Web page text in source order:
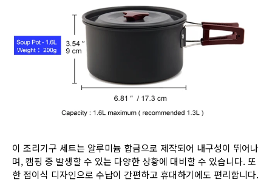
이 조리기구 세트는 알루미늄 합금으로 제작되어 내구성이 뛰어나
며, 캠핑 중 발생할 수 있는 다양한 상황에 대비할 수 있습니다. 또
한 접이식 디자인으로 수납이 간편하고 휴대하기에도 편리합니다.